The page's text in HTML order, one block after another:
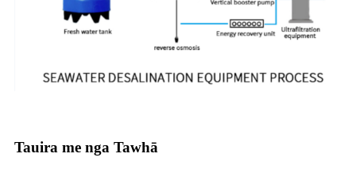
Tauira me nga Tawhā